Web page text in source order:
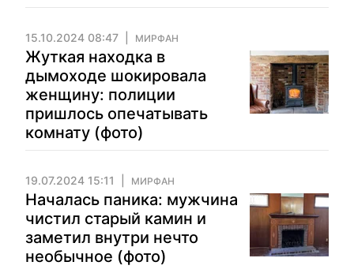
15.10.2024 08:47 МИРФАН
Жуткая находка в
дымоходе шокировала
женщину: полиции
пришлось опечатывать
комнату (фото)
19.07.2024 15:11 МИРФАН
Началась паника: мужчина
чистил старый камин и
заметил внутри нечто
необычное (фото)